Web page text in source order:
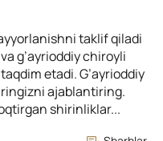
taklif qiladi
g’ayrioddiy chiroyli
etadi. G’ayrioddiy
ajablantiring.
shirinliklar...